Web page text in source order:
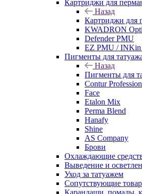
Картриджи для
Назад
Картриджи для
KWADRON
Defender PMU
EZ PMU /
Пигменты для
Назад
Пигменты для
Contur
Face
Etalon Mix
Perma Blend
Hanafy
Shine
AS Company
Брови
Охлаждающие
Выведение и
Уход за татуажем
Сопутствующие
Карандаши, помады,